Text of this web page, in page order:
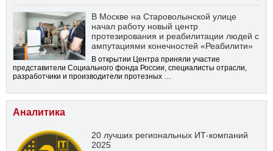
В Москве на Староволынской улице
начал работу новый центр
протезирования и реабилитации людей с
ампутациями конечностей «Реабилити»
В открытии Центра приняли участие
представители Социального фонда России, специалисты отрасли,
разработчики и производители протезных …
Аналитика
20 лучших региональных ИТ-компаний
2025